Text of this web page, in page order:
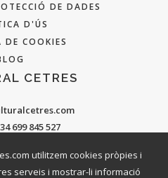
DE DADES
D'ÚS
COOKIES
CETRES
699 845 527
utilitzem cookies pròpies i
serveis i mostrar-li informació